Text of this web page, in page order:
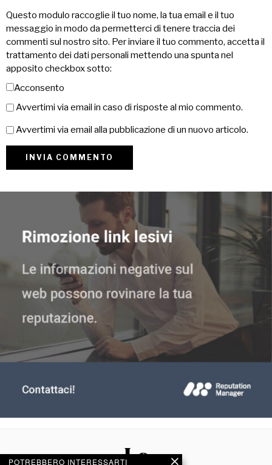
Questo modulo raccoglie il tuo nome, la tua email e il tuo
messaggio in modo da permetterci di tenere traccia dei
commenti sul nostro sito. Per inviare il tuo commento, accetta il
trattamento dei dati personali mettendo una spunta nel
apposito checkbox sotto:
Acconsento
Avvertimi via email in caso di risposte al mio commento.
Avvertimi via email alla pubblicazione di un nuovo articolo.
POTREBBERO INTERESSARTI